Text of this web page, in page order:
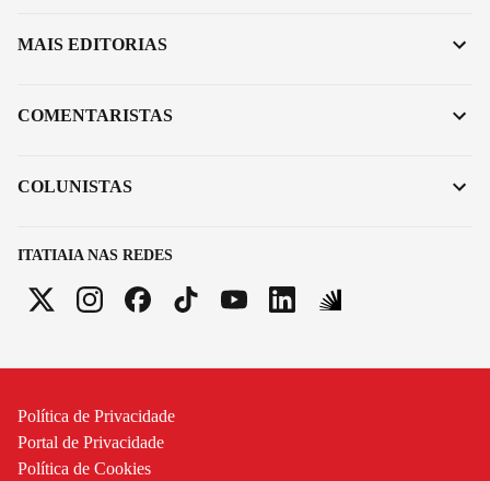
ITATIAIA NAS REDES
MAIS EDITORIAS
COMENTARISTAS
COLUNISTAS
Política de Privacidade
Portal de Privacidade
Política de Cookies